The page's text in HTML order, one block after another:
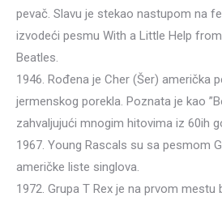
pevač. Slavu je stekao nastupom na
izvodeći pesmu With a Little Help
Beatles.
1946. Rođena je Cher (Šer) američka
jermenskog porekla. Poznata je kao
zahvaljujući mnogim hitovima iz 60ih
1967. Young Rascals su sa pesmom
američke liste singlova.
1972. Grupa T Rex je na prvom